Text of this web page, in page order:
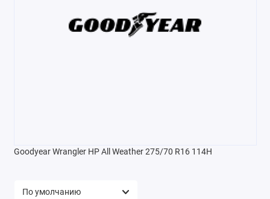
Goodyear Wrangler HP All Weather 275/70 R16 114H